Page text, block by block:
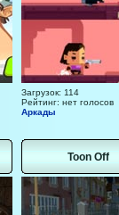
Загрузок: 114
Рейтинг: нет голосов
Аркады
Toon Off